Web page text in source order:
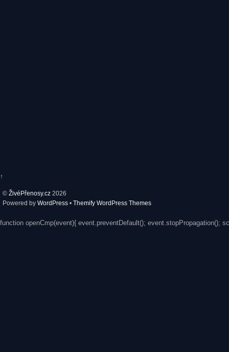
↑
© ŽivéPřenosy.cz 2026
Powered by WordPress • Themify WordPress Themes
function openCmp(event){ event.preventDefault(); event.stopPropagation();